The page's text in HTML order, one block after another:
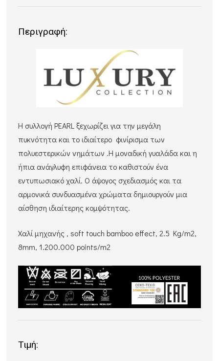
Περιγραφή:
Η συλλογή PEARL ξεχωρίζει για την μεγάλη
πυκνότητα και το ιδιαίτερο φινίρισμα των
πολυεστερικών νημάτων .Η μοναδική γυαλάδα και η
ήπια ανάγλυφη επιφάνεια το καθιστούν ένα
εντυπωσιακό χαλί. Ο άψογος σχεδιασμός και τα
αρμονικά συνδυασμένα χρώματα δημιουργούν μια
αίσθηση ιδιαίτερης κομψότητας.
Χαλί μηχανής , soft touch bamboo effect, 2.5 Kg/m2,
8mm, 1.200.000 points/m2
Τιμή: